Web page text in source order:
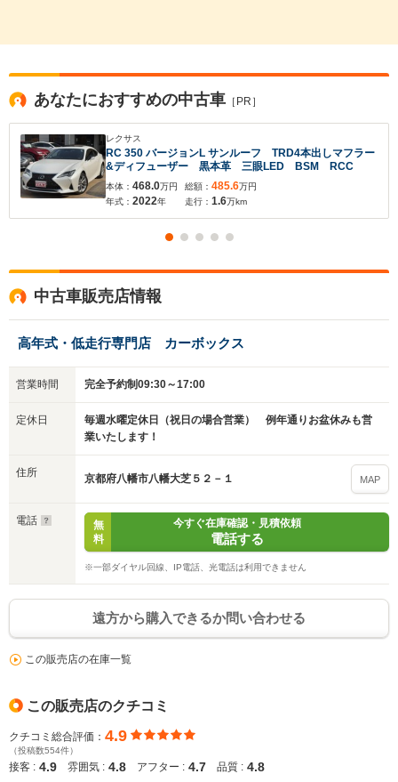
あなたにおすすめの中古車 ［PR］
レクサス
RC 350 バージョンL サンルーフ TRD4本出しマフラー
&ディフューザー 黒本革 三眼LED BSM RCC
本体： 468.0万円
年式： 2022年
総額： 485.6万円
走行： 1.6万km
中古車販売店情報
高年式・低走行専門店 カーボックス
営業時間 完全予約制09:30～17:00
定休日
毎週水曜定休日（祝日の場合営業） 例年通りお盆休みも営
業いたします！
住所 京都府八幡市八幡大芝５２－１ MAP
電話
無
料
今すぐ在庫確認・見積依頼
電話する
※一部ダイヤル回線、IP電話、光電話は利用できません
遠方から購入できるか問い合わせる
この販売店の在庫一覧
この販売店のクチコミ
クチコミ総合評価： 4.9
（投稿数554件）
接客 : 4.9 雰囲気 : 4.8 アフター : 4.7 品質 : 4.8